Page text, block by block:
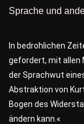
Sprache und
In bedrohlichen
gefordert, mit allen
der Sprachwut
Abstraktion von
Bogen des
ändern kann.«